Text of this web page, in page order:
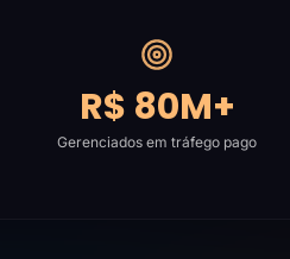
R$ 80M+
Gerenciados em tráfego pago